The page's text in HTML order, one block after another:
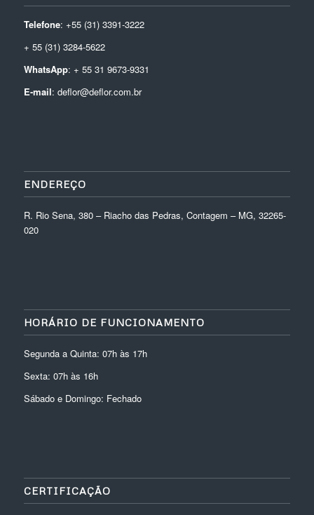
Telefone: +55 (31) 3391-3222
+ 55 (31) 3284-5622
WhatsApp: + 55 31 9673-9331
E-mail: deflor@deflor.com.br
ENDEREÇO
R. Rio Sena, 380 – Riacho das Pedras, Contagem – MG, 32265-
020
HORÁRIO DE FUNCIONAMENTO
Segunda a Quinta: 07h às 17h
Sexta: 07h às 16h
Sábado e Domingo: Fechado
CERTIFICAÇÃO